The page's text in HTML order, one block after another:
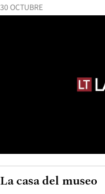
30 OCTUBRE
La casa del museo